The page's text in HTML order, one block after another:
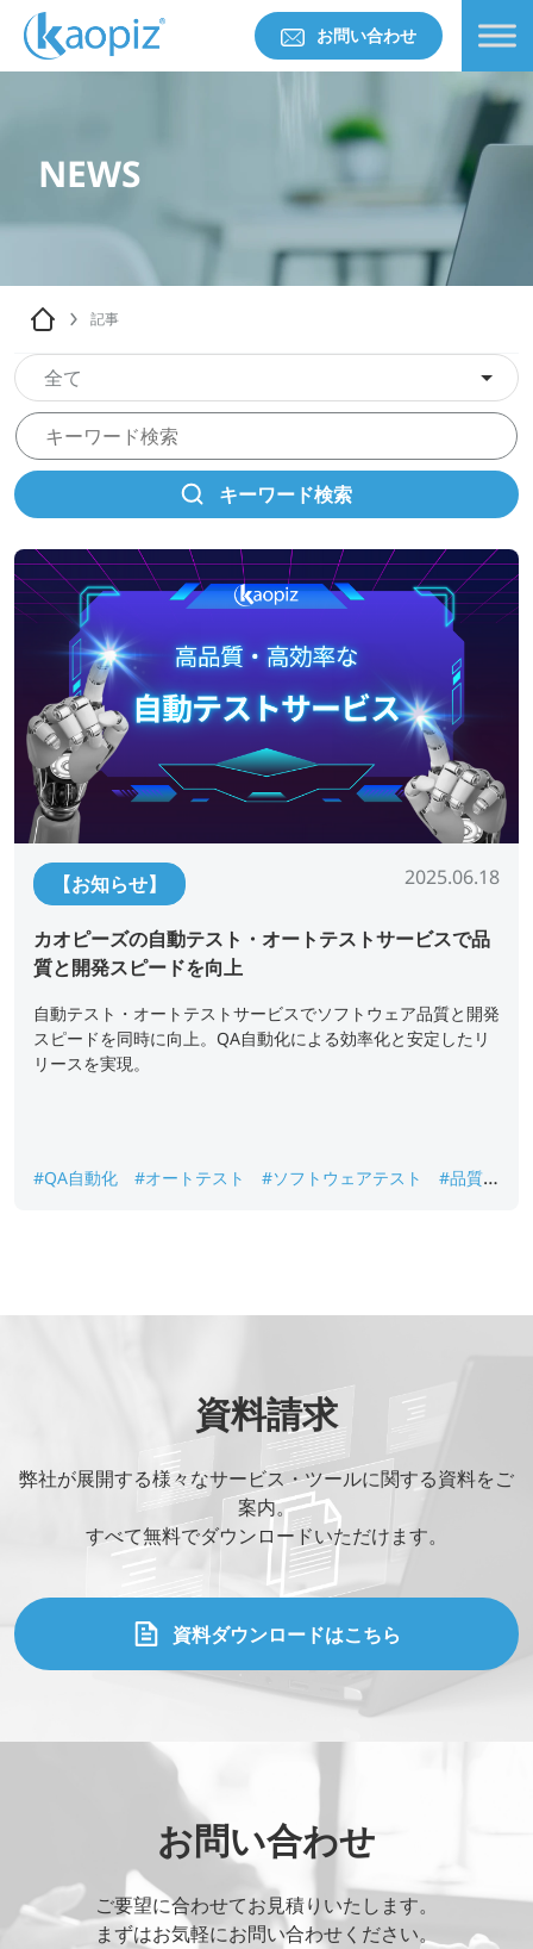
お問い合わせ
NEWS
記事
全て
キーワード検索
【お知らせ】 2025.06.18
カオピーズの自動テスト・オートテストサービスで品
質と開発スピードを向上
自動テスト・オートテストサービスでソフトウェア品質と開発
スピードを同時に向上。QA自動化による効率化と安定したリ
リースを実現。
#QA自動化 #オートテスト #ソフトウェアテスト
#品質保
資料請求
弊社が展開する様々なサービス・ツールに関する資料をご
案内。
すべて無料でダウンロードいただけます。
資料ダウンロードはこちら
お問い合わせ
ご要望に合わせてお見積りいたします。
まずはお気軽にお問い合わせください。